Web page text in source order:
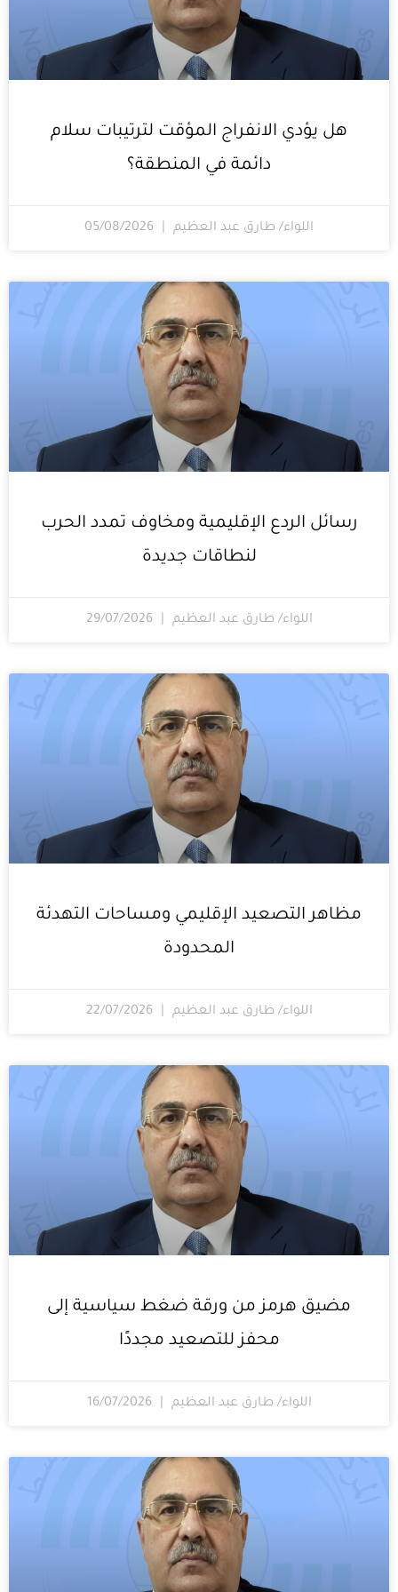
هل يؤدي الانفراج المؤقت لترتيبات سلام
دائمة في المنطقة؟
اللواء/ طارق عبد العظيم
رسائل الردع الإقليمية ومخاوف تمدد الحرب
لنطاقات جديدة
اللواء/ طارق عبد العظيم 29/07/2026
مظاهر التصعيد الإقليمي ومساحات التهدئة
المحدودة
اللواء/ طارق عبد العظيم 22/07/2026
مضيق هرمز من ورقة ضغط سياسية إلى
محفز للتصعيد مجددًا
اللواء/ طارق عبد العظيم 16/07/2026